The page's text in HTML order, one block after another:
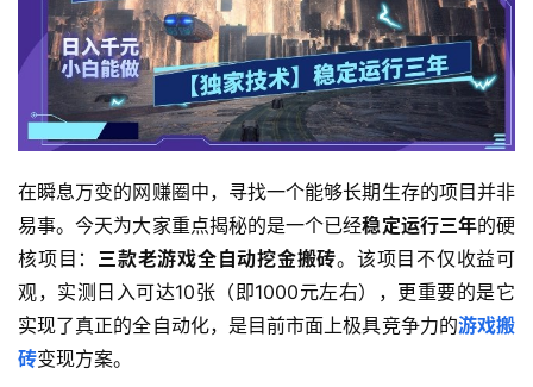
在瞬息万变的网赚圈中，寻找一个能够长期生存的项目并非
易事。今天为大家重点揭秘的是一个已经稳定运行三年的硬
核项目： 三款老游戏全自动挖金搬砖。该项目不仅收益可
观，实测日入可达10张（即1000元左右），更重要的是它
实现了真正的全自动化，是目前市面上极具竞争力的游戏搬
砖变现方案。